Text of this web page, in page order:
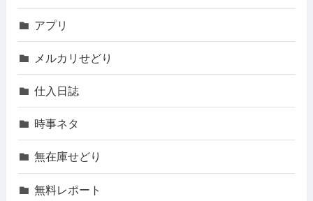
アプリ
メルカリせどり
仕入日誌
時事ネタ
無在庫せどり
無料レポート